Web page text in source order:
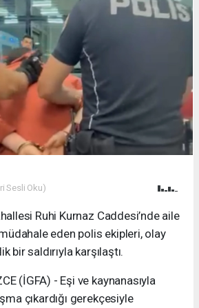
Sesli Oku)
Ruhi Kurnaz Caddesi’nde aile
eden polis ekipleri, olay
bir saldırıyla karşılaştı.
(İGFA) - Eşi ve kaynanasıyla
çıkardığı gerekçesiyle